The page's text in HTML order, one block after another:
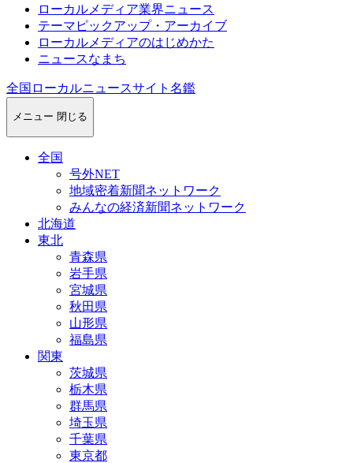
ローカルメディア業界ニュース
テーマピックアップ・アーカイブ
ローカルメディアのはじめかた
ニュースなまち
全国ローカルニュースサイト名鑑
メニュー 閉じる
全国
号外NET
地域密着新聞ネットワーク
みんなの経済新聞ネットワーク
北海道
東北
青森県
岩手県
宮城県
秋田県
山形県
福島県
関東
茨城県
栃木県
群馬県
埼玉県
千葉県
東京都